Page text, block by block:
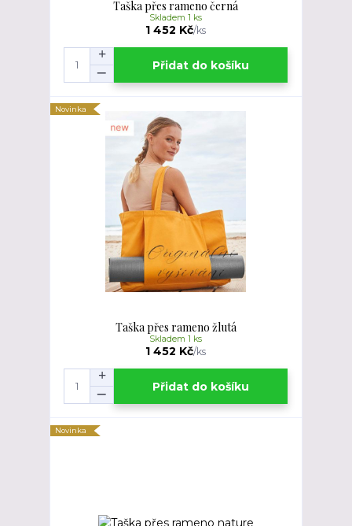
Taška přes rameno černá
1 452 Kč/ks
Skladem 1 ks
Přidat do košíku
Novinka
Taška přes rameno žlutá
1 452 Kč/ks
Skladem 1 ks
Přidat do košíku
Novinka